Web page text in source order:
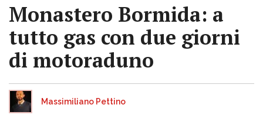
Monastero Bormida: a
tutto gas con due giorni
di motoraduno
Massimiliano Pettino